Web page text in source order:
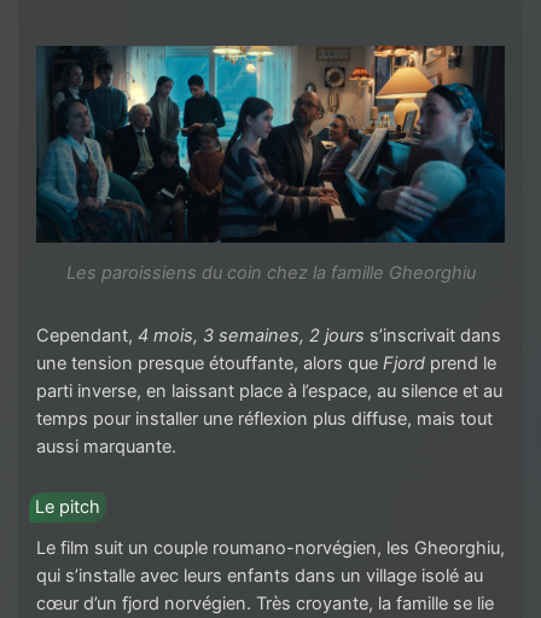
Les paroissiens du coin chez la famille Gheorghiu
Cependant, 4 mois, 3 semaines, 2 jours s’inscrivait dans
une tension presque étouffante, alors que Fjord prend le
parti inverse, en laissant place à l’espace, au silence et au
temps pour installer une réflexion plus diffuse, mais tout
aussi marquante.
Le pitch
Le film suit un couple roumano-norvégien, les Gheorghiu,
qui s’installe avec leurs enfants dans un village isolé au
cœur d’un fjord norvégien. Très croyante, la famille se lie